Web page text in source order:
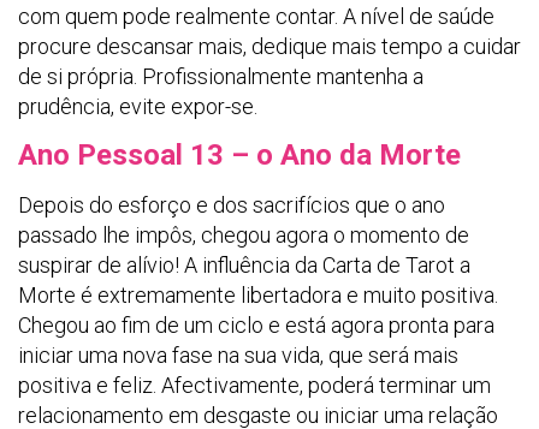
com quem pode realmente contar. A nível de saúde
procure descansar mais, dedique mais tempo a cuidar
de si própria. Profissionalmente mantenha a
prudência, evite expor-se.
Ano Pessoal 13 – o Ano da Morte
Depois do esforço e dos sacrifícios que o ano
passado lhe impôs, chegou agora o momento de
suspirar de alívio! A influência da Carta de Tarot a
Morte é extremamente libertadora e muito positiva.
Chegou ao fim de um ciclo e está agora pronta para
iniciar uma nova fase na sua vida, que será mais
positiva e feliz. Afectivamente, poderá terminar um
relacionamento em desgaste ou iniciar uma relação